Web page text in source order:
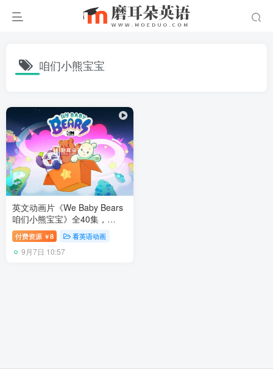
咱们小熊宝宝
英文动画片《We Baby Bears
咱们小熊宝宝》全40集，
1080P高清视频带英文字幕，
百度网盘下载！
付费资源 ￥8 看英语动画
9月7日 10:57